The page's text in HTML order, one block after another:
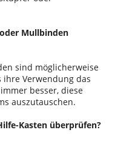
Mullbinden
sind möglicherweise
Verwendung das
besser, diese
auszutauschen.
Kasten überprüfen?